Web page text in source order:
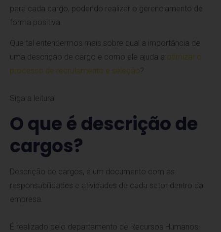
para cada cargo, podendo realizar o gerenciamento de
forma positiva.
Que tal entendermos mais sobre qual a importância de
uma descrição de cargo e como ele ajuda a otimizar o
processo de recrutamento e seleção?
Siga a leitura!
O que é descrição de
cargos?
Descrição de cargos, é um documento com as
responsabilidades e atividades de cada setor dentro da
empresa.
É realizado pelo departamento de Recursos Humanos,